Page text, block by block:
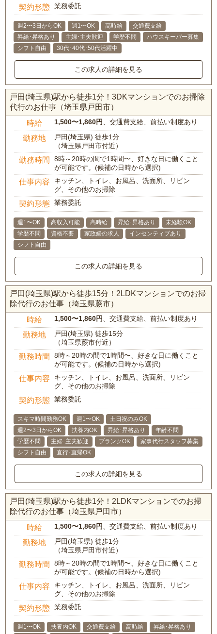
契約形態 業務委託
週2〜3日からOK 週1〜OK 高時給
交通費支給
昇給･昇格あり
主婦･主夫歓迎 学歴不問
ハウスキーパー募集
シフト自由
30代･40代･50代活躍中
この求人の詳細を見る
戸田(埼玉県)駅から徒歩1分！3DKマンションでのお掃除
代行のお仕事（埼玉県戸田市）
時給 1,500〜1,860円、交通費支給、前払い制度あり
勤務地
戸田(埼玉県) 徒歩1分
（埼玉県戸田市付近）
勤務時間
8時～20時の間で1時間〜、好きな日に働くこと
が可能です。(候補の日時から選択)
仕事内容
キッチン、トイレ、お風呂、洗面所、リビン
グ、その他のお掃除
契約形態 業務委託
週1〜OK 高収入可能 高時給 昇給･昇格あり
未経験OK
学歴不問
資格不要 家政婦の求人
インセンティブあり
シフト自由
この求人の詳細を見る
戸田(埼玉県)駅から徒歩15分！2LDKマンションでのお掃
除代行のお仕事（埼玉県蕨市）
時給 1,500〜1,860円、交通費支給、前払い制度あり
勤務地
戸田(埼玉県) 徒歩15分
（埼玉県蕨市付近）
勤務時間
8時～20時の間で1時間〜、好きな日に働くこと
が可能です。(候補の日時から選択)
仕事内容
キッチン、トイレ、お風呂、洗面所、リビン
グ、その他のお掃除
契約形態 業務委託
スキマ時間勤務OK 週1〜OK
土日祝のみOK
週2〜3日からOK
扶養内OK 昇給･昇格あり
年齢不問
学歴不問
主婦･主夫歓迎 ブランクOK
家事代行スタッフ募集
シフト自由
直行･直帰OK
この求人の詳細を見る
戸田(埼玉県)駅から徒歩1分！2LDKマンションでのお掃
除代行のお仕事（埼玉県戸田市）
時給 1,500〜1,860円、交通費支給、前払い制度あり
勤務地
戸田(埼玉県) 徒歩1分
（埼玉県戸田市付近）
勤務時間
8時～20時の間で1時間〜、好きな日に働くこと
が可能です。(候補の日時から選択)
仕事内容
キッチン、トイレ、お風呂、洗面所、リビン
グ、その他のお掃除
契約形態 業務委託
週1〜OK 扶養内OK 交通費支給 高時給
昇給･昇格あり